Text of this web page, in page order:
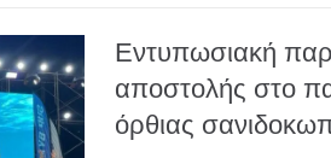
Εντυπωσιακή
αποστολής στο
όρθιας